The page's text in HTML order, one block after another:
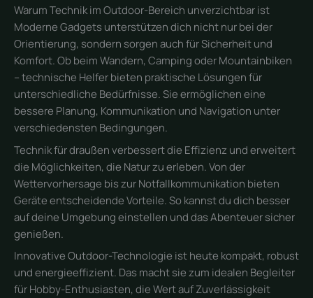
Warum Technik im Outdoor-Bereich unverzichtbar ist
Moderne Gadgets unterstützen dich nicht nur bei der
Orientierung, sondern sorgen auch für Sicherheit und
Komfort. Ob beim Wandern, Camping oder Mountainbiken
– technische Helfer bieten praktische Lösungen für
unterschiedliche Bedürfnisse. Sie ermöglichen eine
bessere Planung, Kommunikation und Navigation unter
verschiedensten Bedingungen.
Technik für draußen verbessert die Effizienz und erweitert
die Möglichkeiten, die Natur zu erleben. Von der
Wettervorhersage bis zur Notfallkommunikation bieten
Geräte entscheidende Vorteile. So kannst du dich besser
auf deine Umgebung einstellen und das Abenteuer sicher
genießen.
Innovative Outdoor-Technologie ist heute kompakt, robust
und energieeffizient. Das macht sie zum idealen Begleiter
für Hobby-Enthusiasten, die Wert auf Zuverlässigkeit